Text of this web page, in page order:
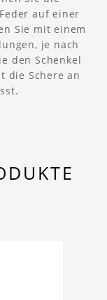
auf einer
Sie mit einem
je nach
den Schenkel
die Schere an